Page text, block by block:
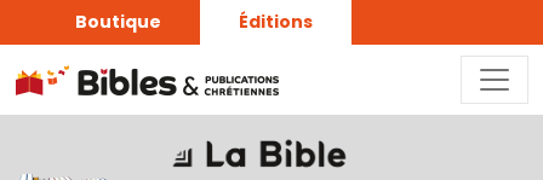
Boutique Éditions